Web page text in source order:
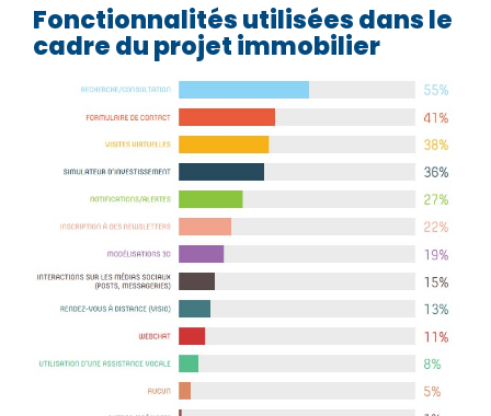
Fonctionnalités utilisées dans le
cadre du projet immobilier